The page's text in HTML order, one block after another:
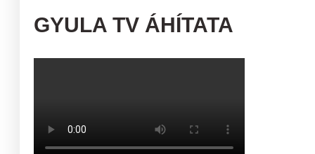
GYULA TV ÁHÍTATA